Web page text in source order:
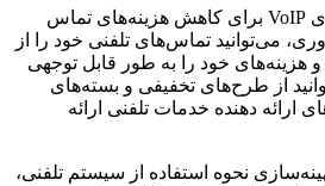
راه دیگر، استفاده از فناوری VoIP برای کاهش هزینه‌های تماس
می‌توانید تماس‌های تلفنی خود را از
و هزینه‌های خود را به طور قابل توجهی
از طرح‌های تخفیفی و بسته‌های
دهنده خدمات تلفنی ارائه
نحوه استفاده از سیستم تلفنی،